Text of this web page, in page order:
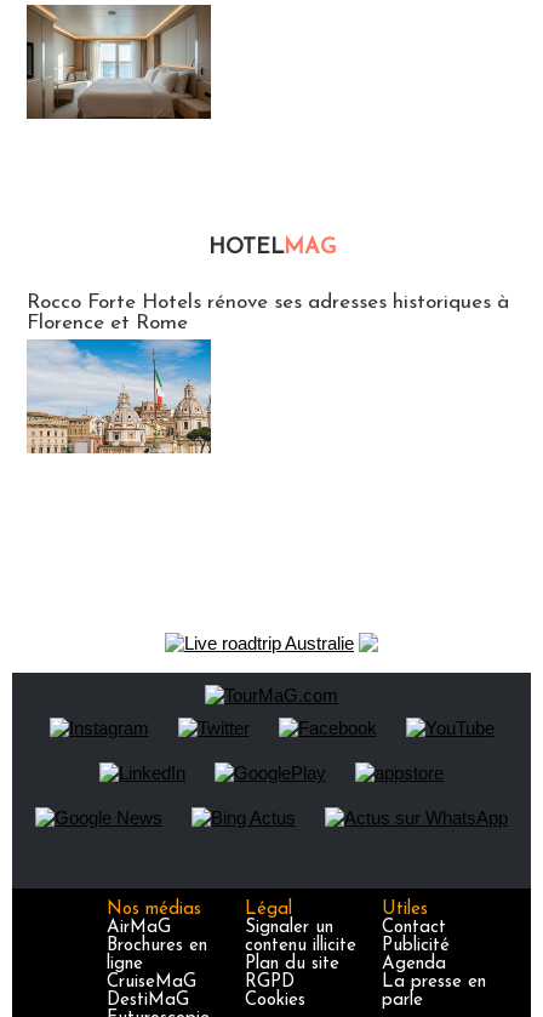
HOTELMAG
Rocco Forte Hotels rénove ses adresses historiques à
Florence et Rome
Nos médias
AirMaG
Brochures en
ligne
CruiseMaG
DestiMaG
Légal
Signaler un
contenu illicite
Plan du site
RGPD
Cookies
Utiles
Contact
Publicité
Agenda
La presse en
parle